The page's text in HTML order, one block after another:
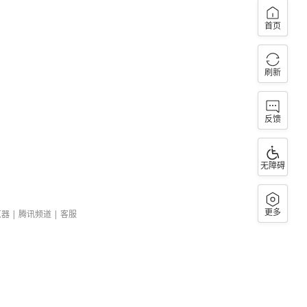
| 腾讯频道 | 客服
首页
刷新
反馈
无障碍
更多